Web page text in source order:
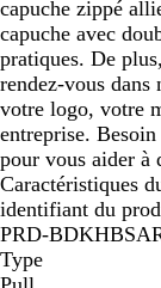
capuche zippé
capuche avec
pratiques. De
rendez-vous
votre logo, votre
entreprise.
pour vous aider à
Caractéristiques
identifiant du
PRD-
Type